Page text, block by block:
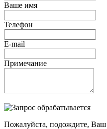
Ваше имя
Телефон
E-mail
Примечание
Пожалуйста, подождите, Ваш